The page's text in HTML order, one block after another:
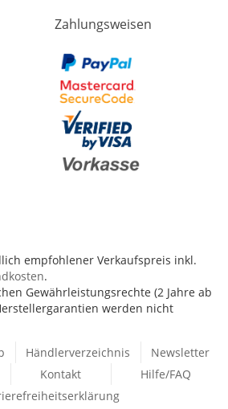
Zahlungsweisen
empfohlener Verkaufspreis inkl.
.
Gewährleistungsrechte (2 Jahre ab
werden nicht
Händlerverzeichnis
Newsletter
Kontakt
Hilfe/FAQ